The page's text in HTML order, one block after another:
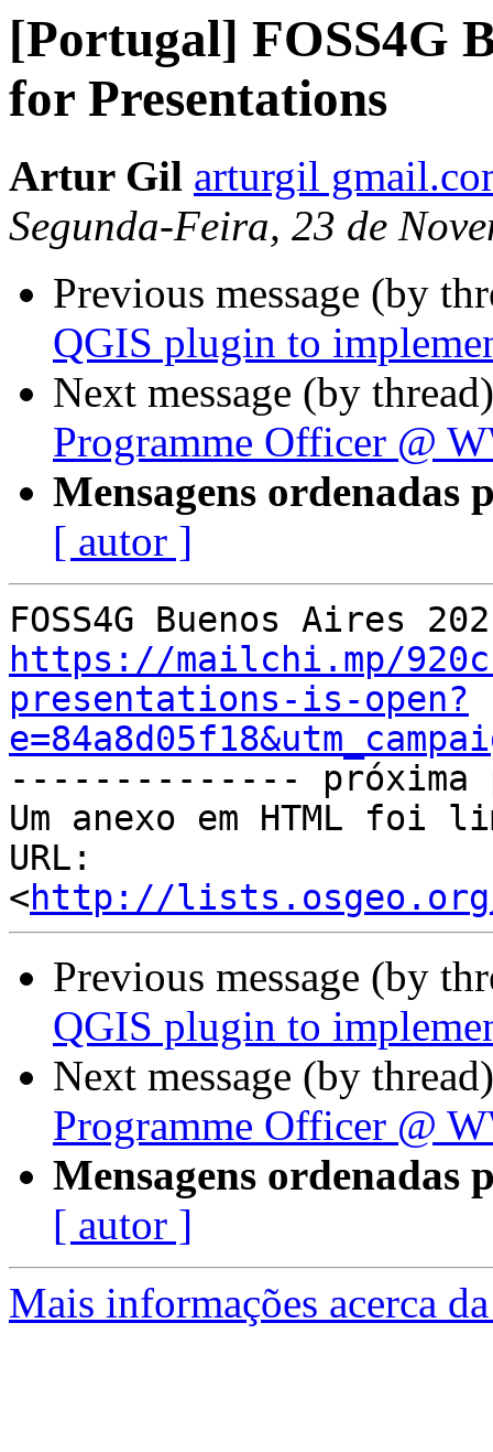
[Portugal] FOSS4G
for Presentations
Artur Gil arturgil
Segunda-Feira, 23 de
Previous message (by
QGIS plugin to
Next message (by
Programme Officer @
Mensagens ordenadas
[ autor ]
https://mailchi.mp/
presentations-is-open?
--------------
Um anexo em HTML foi
URL:
<http://lists.osgeo.org/
Previous message (by
QGIS plugin to
Next message (by
Programme Officer @
Mensagens ordenadas
[ autor ]
Mais informações acerca